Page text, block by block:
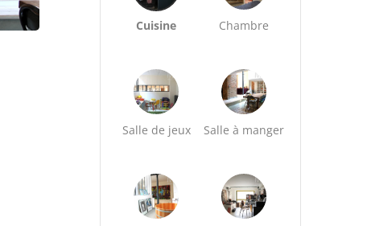
Cuisine Chambre
Salle de jeux Salle à manger